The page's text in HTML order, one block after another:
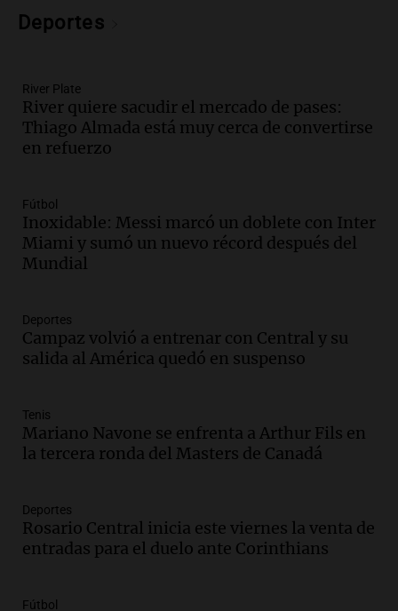
Panorama Federal
contra proyecto de inviolabilidad de la
propiedad privada
Panorama Federal
Episodios
disparos contra una vivienda y vehículos
en los barrios Nogales
Panorama Federal
Episodios
para este jueves
Panorama Federal
Episodios
el 7 de agosto
Panorama Federal
conmovedora historia de "El Duende" y
su hija violinista
La Mesa de Café
Audio.
Deportes
River Plate
River quiere sacudir el mercado de pases:
Thiago Almada está muy cerca de convertirse
en refuerzo
Fútbol
Inoxidable: Messi marcó un doblete con Inter
Miami y sumó un nuevo récord después del
Mundial
Deportes
Campaz volvió a entrenar con Central y su
salida al América quedó en suspenso
Tenis
Mariano Navone se enfrenta a Arthur Fils en
la tercera ronda del Masters de Canadá
Deportes
Rosario Central inicia este viernes la venta de
entradas para el duelo ante Corinthians
Fútbol